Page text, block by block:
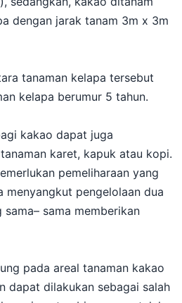
dengan jarak tanam 3m x 3m
tanaman kelapa tersebut
kelapa berumur 5 tahun.
kakao dapat juga
karet, kapuk atau kopi.
pemeliharaan yang
menyangkut pengelolaan dua
sama memberikan
pada areal tanaman kakao
dapat dilakukan sebagai salah